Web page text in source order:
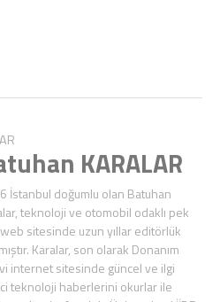
KARALAR
İstanbul doğumlu olan Batuhan
teknoloji ve otomobil odaklı pek
sitesinde uzun yıllar editörlük
Karalar, son olarak Donanım
internet sitesinde güncel ve ilgi
teknoloji haberlerini okurlar ile